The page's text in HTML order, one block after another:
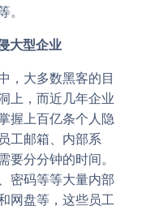
。
大型企业
，大多数黑客的目
上，而近几年企业
握上百亿条个人隐
工邮箱、内部系
要分分钟的时间。
密码等等大量内部
网盘等，这些员工